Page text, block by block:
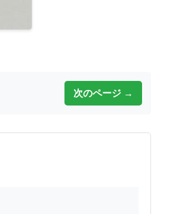
次のページ →